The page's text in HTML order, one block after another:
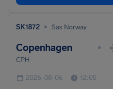
SK1872 • Sas Norway
Copenhagen •
CPH
2026-08-06 12:05